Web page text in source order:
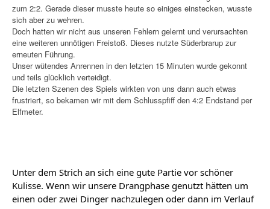
zum 2:2. Gerade dieser musste heute so einiges einstecken, wusste
sich aber zu wehren.
Doch hatten wir nicht aus unseren Fehlern gelernt und verursachten
eine weiteren unnötigen Freistoß. Dieses nutzte Süderbrarup zur
erneuten Führung.
Unser wütendes Anrennen in den letzten 15 Minuten wurde gekonnt
und teils glücklich verteidigt.
Die letzten Szenen des Spiels wirkten von uns dann auch etwas
frustriert, so bekamen wir mit dem Schlusspfiff den 4:2 Endstand per
Elfmeter.
Unter dem Strich an sich eine gute Partie vor schöner
Kulisse. Wenn wir unsere Drangphase genutzt hätten um
einen oder zwei Dinger nachzulegen oder dann im Verlauf